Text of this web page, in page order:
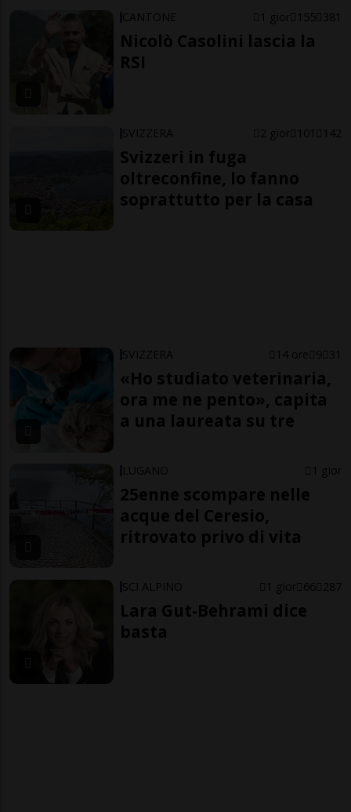
CANTONE 1 gior 155 381
Nicolò Casolini lascia la
RSI
SVIZZERA 2 gior 101 142
Svizzeri in fuga
oltreconfine, lo fanno
soprattutto per la casa
SVIZZERA 14 ore 9 31
«Ho studiato veterinaria,
ora me ne pento», capita
a una laureata su tre
LUGANO 1 gior
25enne scompare nelle
acque del Ceresio,
ritrovato privo di vita
SCI ALPINO 1 gior 66 287
Lara Gut-Behrami dice
basta